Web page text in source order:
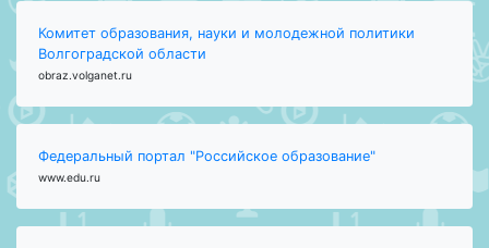
Комитет образования, науки и молодежной политики
Волгоградской области
obraz.volganet.ru
Федеральный портал "Российское образование"
www.edu.ru